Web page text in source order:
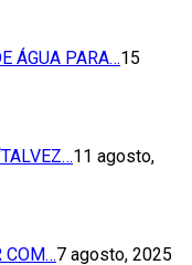
ÁGUA PARA…15
11 agosto,
COM…7 agosto, 2025